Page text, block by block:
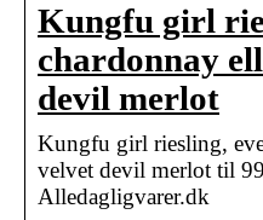
Kungfu girl
chardonnay
devil merlot
Kungfu girl riesling,
velvet devil merlot til
Alledagligvarer.dk